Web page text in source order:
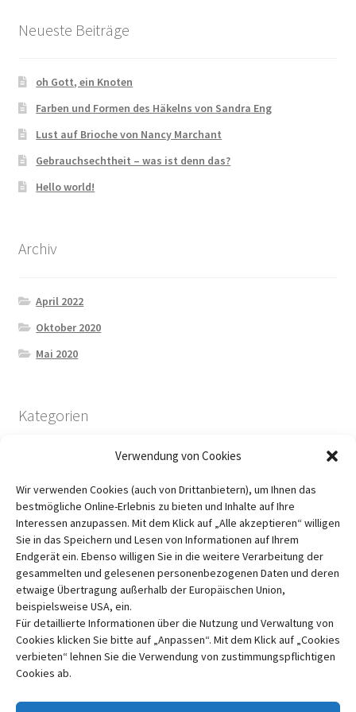
Verwendung von Cookies
Wir verwenden Cookies (auch von Drittanbietern), um Ihnen das
bestmögliche Online-Erlebnis zu bieten und Inhalte auf Ihre
Interessen anzupassen. Mit dem Klick auf „Alle akzeptieren“ willigen
Sie in das Speichern und Lesen von Informationen auf Ihrem
Endgerät ein. Ebenso willigen Sie in die weitere Verarbeitung der
gesammelten und gelesenen personenbezogenen Daten und deren
etwaige Übertragung außerhalb der Europäischen Union,
beispielsweise USA, ein.
Für detaillierte Informationen über die Nutzung und Verwaltung von
Cookies klicken Sie bitte auf „Anpassen“. Mit dem Klick auf „Cookies
verbieten“ lehnen Sie die Verwendung von zustimmungspflichtigen
Cookies ab.
Cookie Policy (EU)
Neueste Beiträge
oh Gott, ein Knoten
Farben und Formen des Häkelns von Sandra Eng
Lust auf Brioche von Nancy Marchant
Gebrauchsechtheit – was ist denn das?
Hello world!
Archiv
April 2022
Oktober 2020
Mai 2020
Kategorien
Bücher für euch angeschaut
Lichtechtheit und Waschfestigkeit
Pflanzenfarben
Über mich
Uncategorized
Datenschutzerklärung
Erstellt mit WooCommerce.